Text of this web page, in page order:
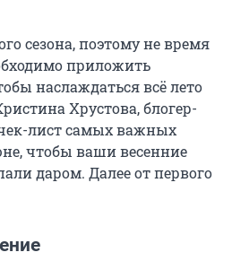
сезона, поэтому не время
приложить
наслаждаться всё лето
Хрустова, блогер-
лист самых важных
чтобы ваши весенние
даром. Далее от первого